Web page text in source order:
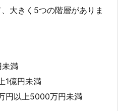
大きく5つの階層がありま
満
1億円未満
円以上5000万円未満